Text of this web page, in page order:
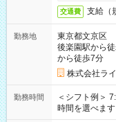
交通費 支給（
勤務地
東京都文京区
後楽園駅から
から徒歩7分
株式会社ラ
勤務時間
＜シフト例＞ 7:00～
時間を選べま